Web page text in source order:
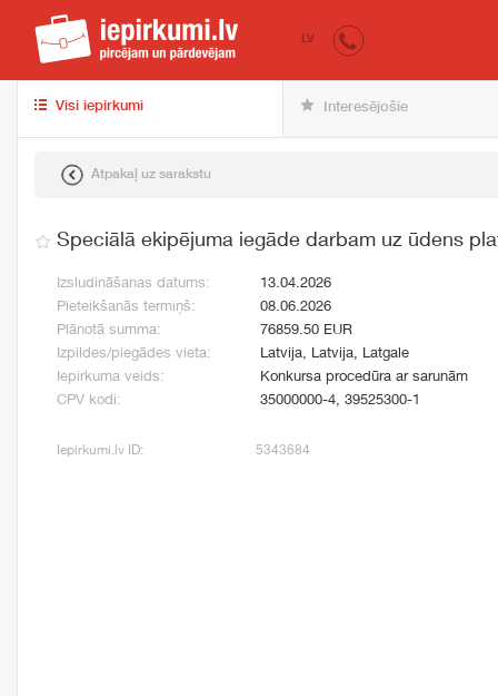
iepirkumi.lv
LV
Visi iepirkumi Interesējošie
Atpakaļ uz sarakstu
Speciālā ekipējuma iegāde darbam uz ūdens
Izsludināšanas datums:
13.04.2026
Pieteikšanās termiņš:
08.06.2026
Plānotā summa:
76859.50 EUR
Izpildes/piegādes vieta:
Latvija, Latvija, Latgale
Iepirkuma veids:
Konkursa procedūra ar sarunām
CPV kodi:
35000000-4, 39525300-1
Iepirkumi.lv ID: 5343684